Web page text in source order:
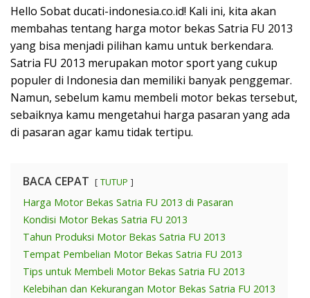
Hello Sobat ducati-indonesia.co.id! Kali ini, kita akan
membahas tentang harga motor bekas Satria FU 2013
yang bisa menjadi pilihan kamu untuk berkendara.
Satria FU 2013 merupakan motor sport yang cukup
populer di Indonesia dan memiliki banyak penggemar.
Namun, sebelum kamu membeli motor bekas tersebut,
sebaiknya kamu mengetahui harga pasaran yang ada
di pasaran agar kamu tidak tertipu.
BACA CEPAT TUTUP
Harga Motor Bekas Satria FU 2013 di Pasaran
Kondisi Motor Bekas Satria FU 2013
Tahun Produksi Motor Bekas Satria FU 2013
Tempat Pembelian Motor Bekas Satria FU 2013
Tips untuk Membeli Motor Bekas Satria FU 2013
Kelebihan dan Kekurangan Motor Bekas Satria FU 2013